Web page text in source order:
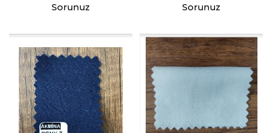
Sorunuz
Sorunuz